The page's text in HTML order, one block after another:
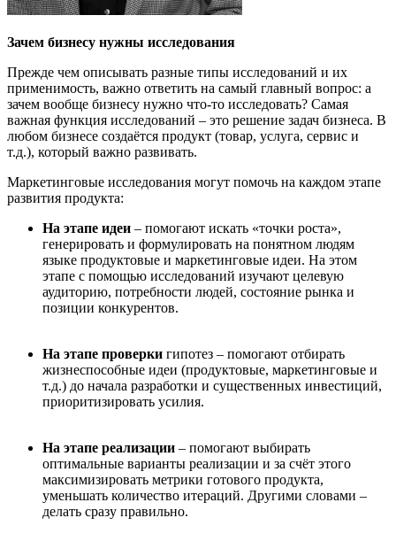
Зачем бизнесу нужны исследования
Прежде чем описывать разные типы исследований и их
применимость, важно ответить на самый главный вопрос: а
зачем вообще бизнесу нужно что-то исследовать? Самая
важная функция исследований – это решение задач бизнеса. В
любом бизнесе создаётся продукт (товар, услуга, сервис и
т.д.), который важно развивать.
Маркетинговые исследования могут помочь на каждом этапе
развития продукта:
На этапе идеи – помогают искать «точки роста»,
генерировать и формулировать на понятном людям
языке продуктовые и маркетинговые идеи. На этом
этапе с помощью исследований изучают целевую
аудиторию, потребности людей, состояние рынка и
позиции конкурентов.
На этапе проверки гипотез – помогают отбирать
жизнеспособные идеи (продуктовые, маркетинговые и
т.д.) до начала разработки и существенных инвестиций,
приоритизировать усилия.
На этапе реализации – помогают выбирать
оптимальные варианты реализации и за счёт этого
максимизировать метрики готового продукта,
уменьшать количество итераций. Другими словами –
делать сразу правильно.